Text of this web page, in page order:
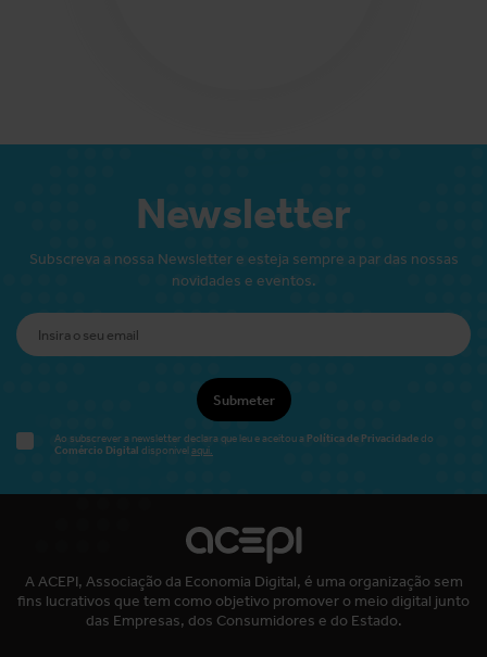
Newsletter
Subscreva a nossa Newsletter e esteja sempre a par das nossas
novidades e eventos.
Submeter
Ao subscrever a newsletter declara que leu e aceitou a Política de Privacidadedo
Comércio Digital disponível aqui.
A ACEPI, Associação da Economia Digital, é uma organização sem
fins lucrativos que tem como objetivo promover o meio digital junto
das Empresas, dos Consumidores e do Estado.